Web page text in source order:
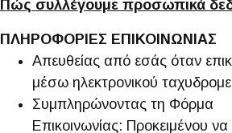
Πώς συλλέγουμε προσωπικά
ΠΛΗΡΟΦΟΡΙΕΣ ΕΠΙΚΟΙΝΩΝΙΑΣ
Απευθείας από εσάς όταν
μέσω ηλεκτρονικού
Συμπληρώνοντας τη Φόρμα
Επικοινωνίας: Προκειμένου